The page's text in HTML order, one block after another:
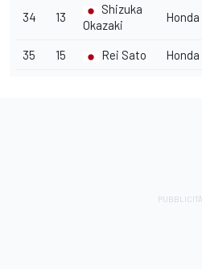
34 13
Shizuka
Okazaki
Honda
35 15 Rei Sato Honda